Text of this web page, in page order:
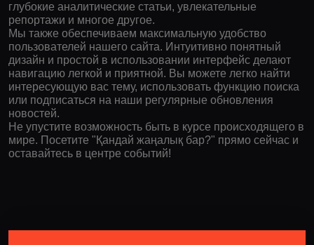
глубокие аналитические статьи, увлекательные
репортажи и многое другое.
Мы также обеспечиваем максимальную удобство
пользователей нашего сайта. Интуитивно понятный
дизайн и простой в использовании интерфейс делают
навигацию легкой и приятной. Вы можете легко найти
интересующую вас тему, использовать функцию поиска
или подписаться на наши регулярные обновления
новостей.
Не упустите возможность быть в курсе происходящего в
мире. Посетите "Қандай жаңалық бар?" прямо сейчас и
оставайтесь в центре событий!